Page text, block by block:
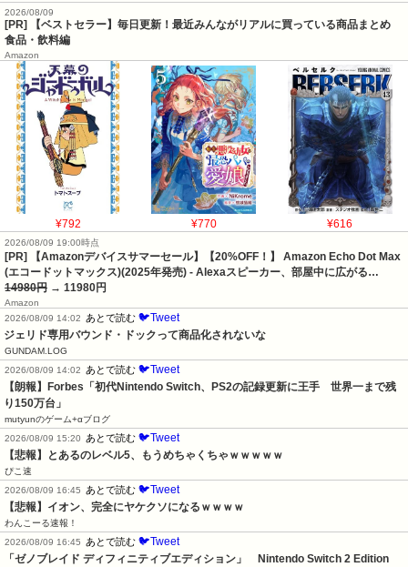
2026/08/09
[PR] 【ベストセラー】毎日更新！最近みんながリアルに買っている商品まとめ
食品・飲料編
Amazon
¥792 ¥770 ¥616
2026/08/09 19:00時点
[PR] 【Amazonデバイスサマーセール】【20%OFF！】 Amazon Echo Dot Max
(エコードットマックス)(2025年発売) - Alexaスピーカー、部屋中に広がる…
14980円 → 11980円
Amazon
2026/08/09 14:02
あとで読む 🐦Tweet
ジェリド専用バウンド・ドックって商品化されないな
GUNDAM.LOG
2026/08/09 14:02
あとで読む 🐦Tweet
【朗報】Forbes「初代Nintendo Switch、PS2の記録更新に王手　世界一まで残
り150万台」
mutyunのゲーム+αブログ
2026/08/09 15:20
あとで読む 🐦Tweet
【悲報】とあるのレベル5、もうめちゃくちゃｗｗｗｗｗ
ぴこ速
2026/08/09 16:45
あとで読む 🐦Tweet
【悲報】イオン、完全にヤケクソになるｗｗｗｗ
わんこーる速報！
2026/08/09 16:45
あとで読む 🐦Tweet
「ゼノブレイド ディフィニティブエディション」　Nintendo Switch 2 Edition